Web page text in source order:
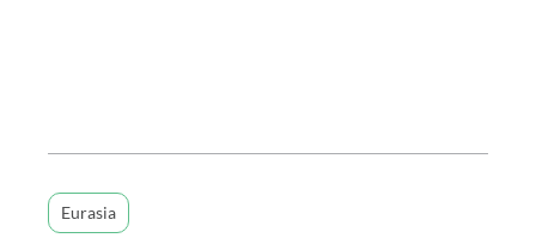
Eurasia